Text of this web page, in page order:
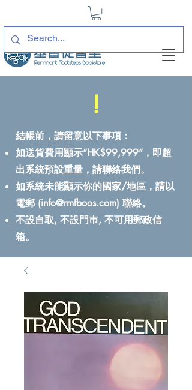
!
結帳前，請留意以下事項：
如送貨費用顯示“HK$99,999”，即超
出系統預設重量，請聯絡我們。
如系統未能顯示你的國家/地區，請以
電郵 (info@rmfboos.com) 聯絡。
不設自取, 不設門巿, 不可用郵政信
箱。